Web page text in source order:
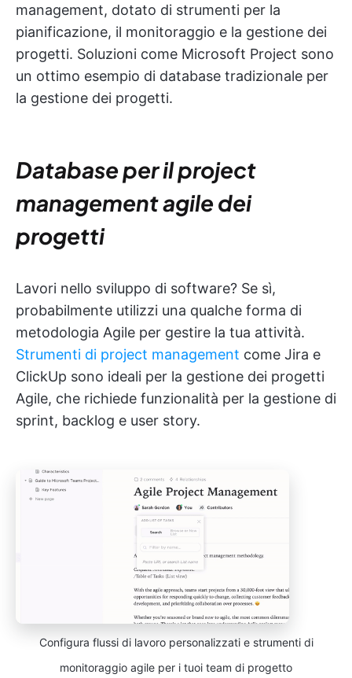
management, dotato di strumenti per la
pianificazione, il monitoraggio e la gestione dei
progetti. Soluzioni come Microsoft Project sono
un ottimo esempio di database tradizionale per
la gestione dei progetti.
Database per il project
management agile dei
progetti
Lavori nello sviluppo di software? Se sì,
probabilmente utilizzi una qualche forma di
metodologia Agile per gestire la tua attività.
Strumenti di project management come Jira e
ClickUp sono ideali per la gestione dei progetti
Agile, che richiede funzionalità per la gestione di
sprint, backlog e user story.
Configura flussi di lavoro personalizzati e strumenti di
monitoraggio agile per i tuoi team di progetto